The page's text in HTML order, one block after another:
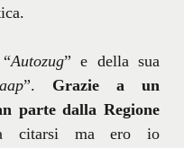
Autozug” e della sua
”. Grazie a un
parte dalla Regione
citarsi ma ero io